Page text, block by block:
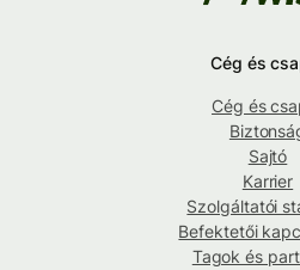
Cég és
Cég és
Sajtó
Karrier
Szolgáltatói
Befektetői
Tagok és